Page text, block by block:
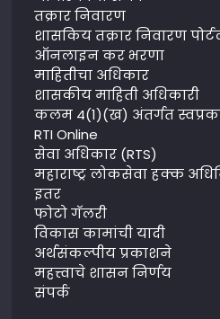
तक्रार निवारण
शासकिय तक्रार निवारण
ऑनलाइन कर भरणा
माहितीचा अधिकार
शासकीय माहिती अधिकारी
कलम 4(1)(ख) अंतर्गत
RTI Online
सेवा अधिकार (RTS)
महाराष्ट्र लोकसेवा हक्क
इतर
फोटो गॅलरी
विकास कामांची यादी
अर्थसंकल्पीय प्रकाशने
महत्त्वाचे शासन निर्णय
संपर्क